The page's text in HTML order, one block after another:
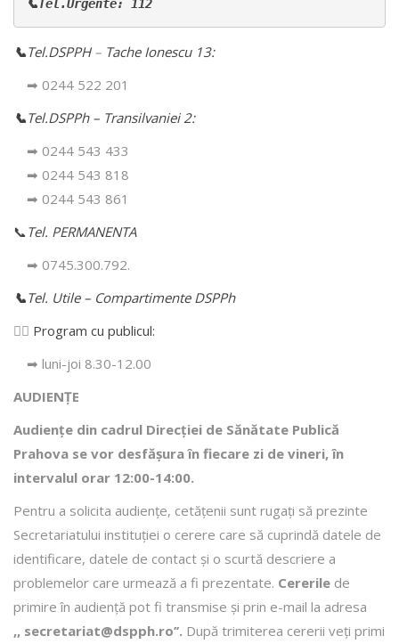
📞Tel.Urgente: 112
📞Tel.DSPPH – Tache Ionescu 13:
➡ 0244 522 201
📞Tel.DSPPh – Transilvaniei 2:
➡ 0244 543 433
➡ 0244 543 818
➡ 0244 543 861
📞 Tel. PERMANENTA
➡ 0745.300.792.
📞Tel. Utile – Compartimente DSPPh
👩‍⚕️ Program cu publicul:
➡ luni-joi 8.30-12.00
AUDIENȚE
Audiențe din cadrul Direcţiei de Sănătate Publică
Prahova se vor desfăşura în fiecare zi de vineri, în
intervalul orar 12:00-14:00.
Pentru a solicita audienţe, cetăţenii sunt rugaţi să prezinte
Secretariatului instituției o cerere care să cuprindă datele de
identificare, datele de contact şi o scurtă descriere a
problemelor care urmează a fi prezentate. Cererile de
primire în audienţă pot fi transmise şi prin e-mail la adresa
,, secretariat@dspph.ro’’. După trimiterea cererii veţi primi